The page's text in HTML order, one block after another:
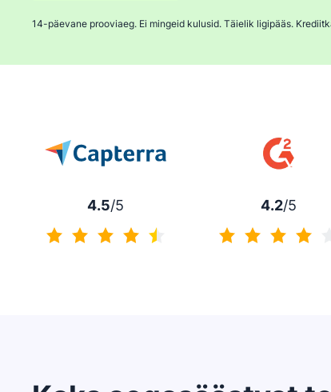
14-päevane prooviaeg. Ei mingeid kulusid. Täielik ligipääs.
4.5/5 4.2/5